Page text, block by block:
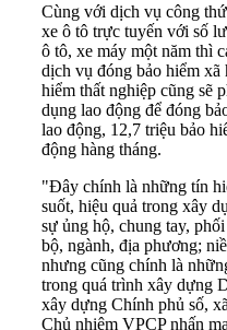
Cùng với dịch vụ công
xe ô tô trực tuyến với số
ô tô, xe máy một năm thì
dịch vụ đóng bảo hiểm xã
hiểm thất nghiệp cũng sẽ
dụng lao động để đóng
lao động, 12,7 triệu bảo
động hàng tháng.
"Đây chính là những tín
suốt, hiệu quả trong xây
sự ủng hộ, chung tay,
bộ, ngành, địa phương;
nhưng cũng chính là
trong quá trình xây dựng
xây dựng Chính phủ số,
Chủ nhiệm VPCP nhấn